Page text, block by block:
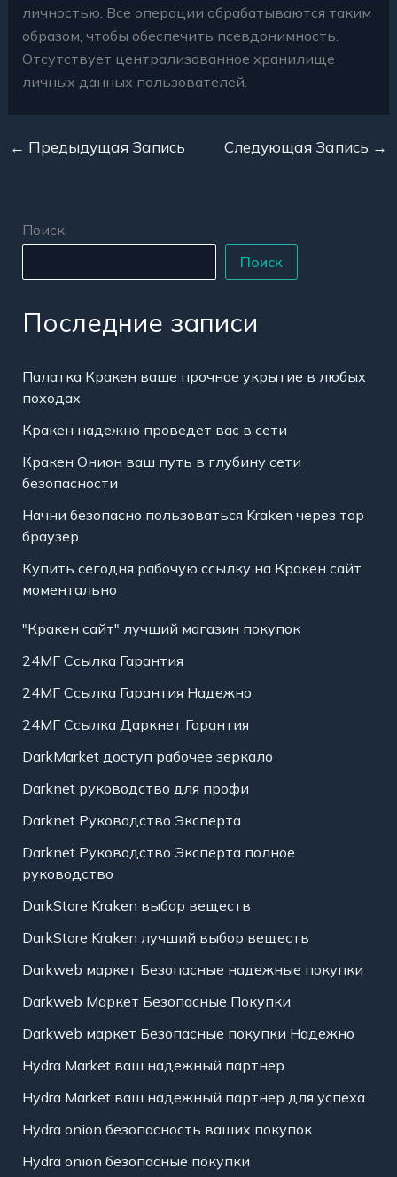
личностью. Все операции обрабатываются таким
образом, чтобы обеспечить псевдонимность.
Отсутствует централизованное хранилище
личных данных пользователей.
← Предыдущая Запись Следующая Запись →
Поиск
Поиск
Последние записи
Палатка Кракен ваше прочное укрытие в любых
походах
Кракен надежно проведет вас в сети
Кракен Онион ваш путь в глубину сети
безопасности
Начни безопасно пользоваться Kraken через тор
браузер
Купить сегодня рабочую ссылку на Кракен сайт
моментально
"Кракен сайт" лучший магазин покупок
24МГ Ссылка Гарантия
24МГ Ссылка Гарантия Надежно
24МГ Ссылка Даркнет Гарантия
DarkMarket доступ рабочее зеркало
Darknet руководство для профи
Darknet Руководство Эксперта
Darknet Руководство Эксперта полное
руководство
DarkStore Kraken выбор веществ
DarkStore Kraken лучший выбор веществ
Darkweb маркет Безопасные надежные покупки
Darkweb Маркет Безопасные Покупки
Darkweb маркет Безопасные покупки Надежно
Hydra Market ваш надежный партнер
Hydra Market ваш надежный партнер для успеха
Hydra onion безопасность ваших покупок
Hydra onion безопасные покупки